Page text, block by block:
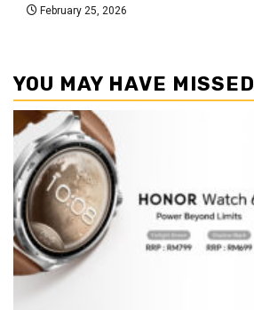
February 25, 2026
YOU MAY HAVE MISSED